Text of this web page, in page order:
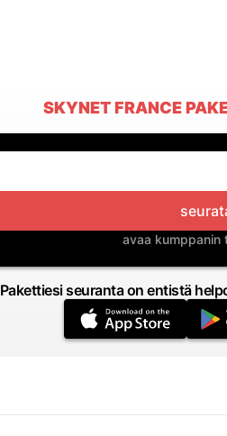
SKYNET FRANCE
avaa kumppanin
Pakettiesi seuranta on entistä